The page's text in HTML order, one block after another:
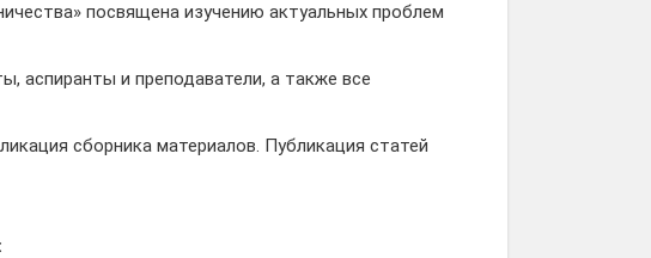
посвящена изучению актуальных проблем
аспиранты и преподаватели, а также все
сборника материалов. Публикация статей